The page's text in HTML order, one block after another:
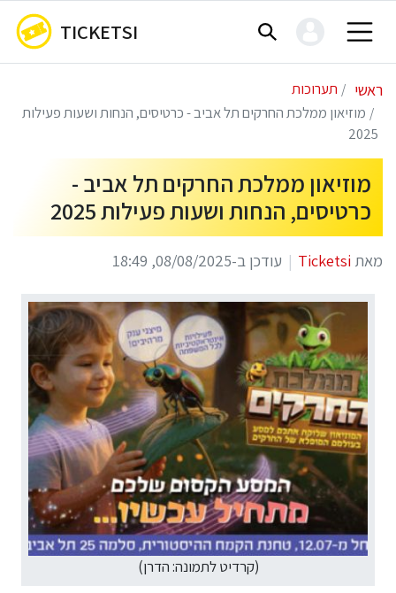
TICKETSI
ראשי
תערוכות
מוזיאון ממלכת החרקים תל אביב - כרטיסים, הנחות ושעות פעילות
2025
מוזיאון ממלכת החרקים תל אביב -
כרטיסים, הנחות ושעות פעילות 2025
מאת Ticketsi עודכן ב-08/08/2025, 18:49
(קרדיט לתמונה: הדרן)